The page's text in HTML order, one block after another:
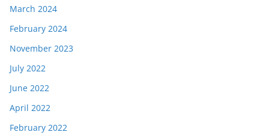
March 2024
February 2024
November 2023
July 2022
June 2022
April 2022
February 2022